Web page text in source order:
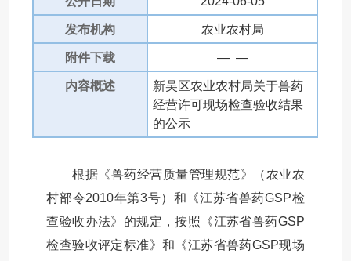
发布机构 农业农村局
附件下载 — —
内容概述
新吴区农业农村局关于兽药
经营许可现场检查验收结果
的公示
根据《兽药经营质量管理规范》（农业农
村部令2010年第3号）和《江苏省兽药GSP检
查验收办法》的规定，按照《江苏省兽药GSP
检查验收评定标准》和《江苏省兽药GSP现场